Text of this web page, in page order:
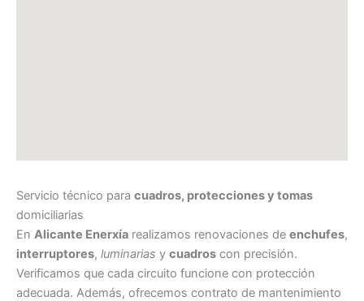
Servicio técnico para cuadros, protecciones y tomas
domiciliarias
En Alicante Enerxía realizamos renovaciones de enchufes,
interruptores, luminarias y cuadros con precisión.
Verificamos que cada circuito funcione con protección
adecuada. Además, ofrecemos contrato de mantenimiento